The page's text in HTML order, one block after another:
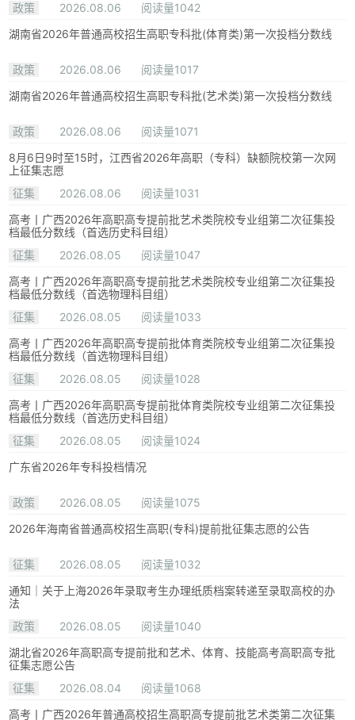
政策
2026.08.06
阅读量1042
湖南省2026年普通高校招生高职专科批(体育类)第一次投档分数线
政策 2026.08.06
阅读量1017
湖南省2026年普通高校招生高职专科批(艺术类)第一次投档分数线
政策 2026.08.06
阅读量1071
8月6日9时至15时，江西省2026年高职（专科）缺额院校第一次网
上征集志愿
征集
2026.08.06
阅读量1031
高考丨广西2026年高职高专提前批艺术类院校专业组第二次征集投
档最低分数线（首选历史科目组）
征集
2026.08.05
阅读量1047
高考丨广西2026年高职高专提前批艺术类院校专业组第二次征集投
档最低分数线（首选物理科目组）
征集
2026.08.05
阅读量1033
高考丨广西2026年高职高专提前批体育类院校专业组第二次征集投
档最低分数线（首选物理科目组）
征集
2026.08.05
阅读量1028
高考丨广西2026年高职高专提前批体育类院校专业组第二次征集投
档最低分数线（首选历史科目组）
征集
2026.08.05
阅读量1024
广东省2026年专科投档情况
政策 2026.08.05
阅读量1075
2026年海南省普通高校招生高职(专科)提前批征集志愿的公告
征集 2026.08.05
阅读量1032
通知｜关于上海2026年录取考生办理纸质档案转递至录取高校的办
法
政策
2026.08.05
阅读量1040
湖北省2026年高职高专提前批和艺术、体育、技能高考高职高专批
征集志愿公告
征集
2026.08.04
阅读量1068
高考丨广西2026年普通高校招生高职高专提前批艺术类第二次征集